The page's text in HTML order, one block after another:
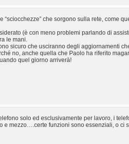
che sorgono sulla rete, come
(è con meno problemi parlando di
le mani.
sicuro che usciranno degli aggiornamenti
no, anche quella che Paolo ha riferito
quel giorno arriverà!
solo ed esclusivamente per lavoro, i
e mezzo….certe funzioni sono essenziali, o ci